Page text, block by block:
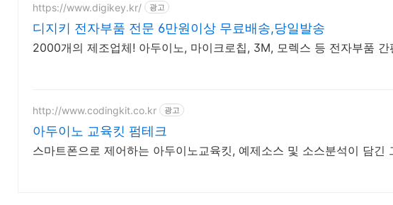
https://www.digikey.kr/ 광고
디지키 전자부품 전문 6만원이상 무료배송,당일발송
2000개의 제조업체! 아두이노, 마이크로칩, 3M, 모렉스 등 전자부품 간
http://www.codingkit.co.kr 광고
아두이노 교육킷 펌테크
스마트폰으로 제어하는 아두이노교육킷, 예제소스 및 소스분석이 담긴